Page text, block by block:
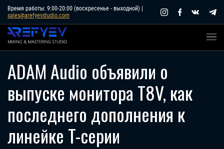
Skip
content
Время работы: 9:00-20:00 (воскресенье - выходной) |
sales@arefyevstudio.com
ADAM Audio объявили о
выпуске монитора T8V, как
последнего дополнения к
линейке T-серии